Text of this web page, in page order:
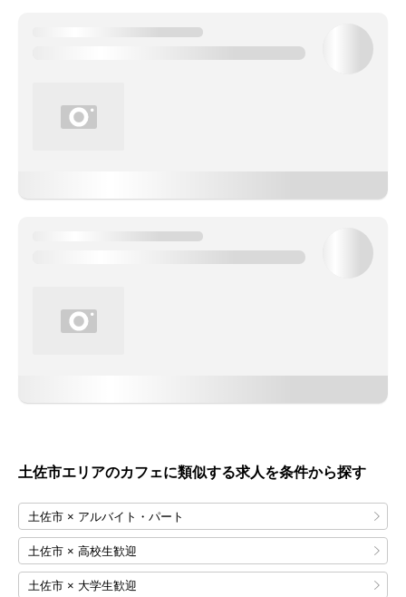
土佐市エリアのカフェに類似する求人を条件から探す
土佐市 × アルバイト・パート
土佐市 × 高校生歓迎
土佐市 × 大学生歓迎